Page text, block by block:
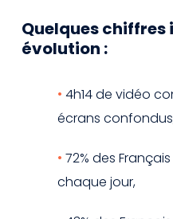
Quelques
évolution :
4h14 de vidéo
écrans
72% des
chaque jour,